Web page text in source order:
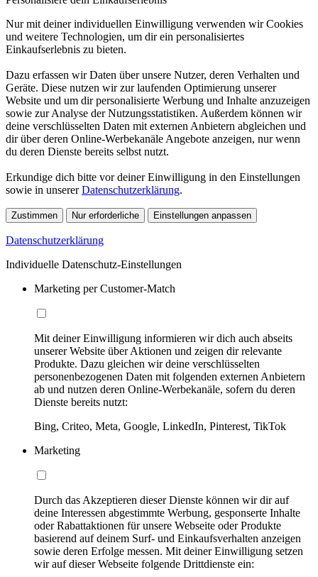
Nur mit deiner individuellen Einwilligung verwenden wir Cookies
und weitere Technologien, um dir ein personalisiertes
Einkaufserlebnis zu bieten.
Dazu erfassen wir Daten über unsere Nutzer, deren Verhalten und
Geräte. Diese nutzen wir zur laufenden Optimierung unserer
Website und um dir personalisierte Werbung und Inhalte anzuzeigen
sowie zur Analyse der Nutzungsstatistiken. Außerdem können wir
deine verschlüsselten Daten mit externen Anbietern abgleichen und
dir über deren Online-Werbekanäle Angebote anzeigen, nur wenn
du deren Dienste bereits selbst nutzt.
Erkundige dich bitte vor deiner Einwilligung in den Einstellungen
sowie in unsererDatenschutzerklärung.
Zustimmen Nur erforderliche Einstellungen anpassen
Datenschutzerklärung
Individuelle Datenschutz-Einstellungen
Marketing per Customer-Match
Mit deiner Einwilligung informieren wir dich auch abseits
unserer Website über Aktionen und zeigen dir relevante
Produkte. Dazu gleichen wir deine verschlüsselten
personenbezogenen Daten mit folgenden externen Anbietern
ab und nutzen deren Online-Werbekanäle, sofern du deren
Dienste bereits nutzt:
Bing, Criteo, Meta, Google, LinkedIn, Pinterest, TikTok
Marketing
Durch das Akzeptieren dieser Dienste können wir dir auf
deine Interessen abgestimmte Werbung, gesponserte Inhalte
oder Rabattaktionen für unsere Webseite oder Produkte
basierend auf deinem Surf- und Einkaufsverhalten anzeigen
sowie deren Erfolge messen. Mit deiner Einwilligung setzen
wir auf dieser Webseite folgende Drittdienste ein: